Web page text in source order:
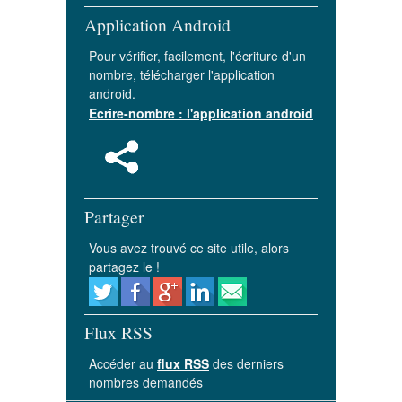
Application Android
Pour vérifier, facilement, l'écriture d'un
nombre, télécharger l'application
android.
Ecrire-nombre : l'application android
Partager
Vous avez trouvé ce site utile, alors
partagez le !
Flux RSS
Accéder au flux RSS des derniers
nombres demandés